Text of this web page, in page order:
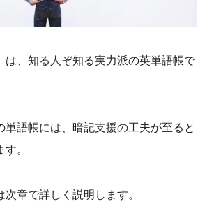
は、知る人ぞ知る実力派の英単語帳で
単語帳には、暗記支援の工夫が至ると
。
章で詳しく説明します。